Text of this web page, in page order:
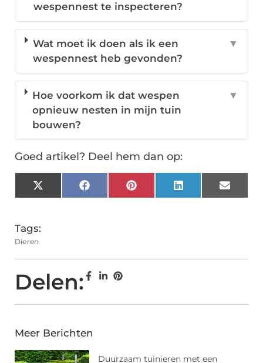
wespennest te inspecteren?
Wat moet ik doen als ik een
wespennest heb gevonden?
▼
Hoe voorkom ik dat wespen
opnieuw nesten in mijn tuin
bouwen?
▼
Goed artikel? Deel hem dan op:
X
(Twitter)
FacebookPinterestLinkedInEmail
Tags:
Dieren
Delen:
Meer Berichten
Duurzaam tuinieren met een